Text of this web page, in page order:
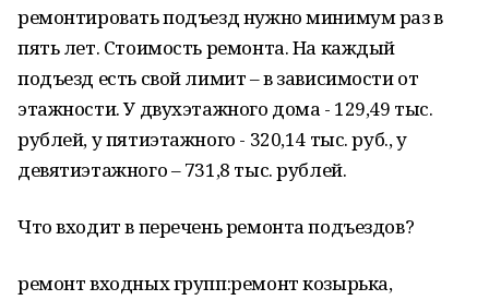
ремонтировать подъезд нужно минимум раз в
пять лет. Стоимость ремонта. На каждый
подъезд есть свой лимит – в зависимости от
этажности. У двухэтажного дома - 129,49 тыс.
рублей, у пятиэтажного - 320,14 тыс. руб., у
девятиэтажного – 731,8 тыс. рублей.
Что входит в перечень ремонта подъездов?
ремонт входных групп:ремонт козырька,